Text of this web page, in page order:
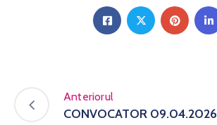
Anteriorul
CONVOCATOR 09.04.2026